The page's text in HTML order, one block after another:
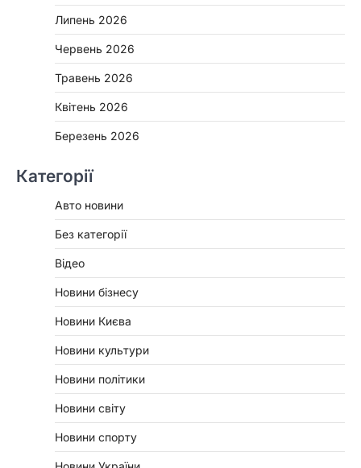
Липень 2026
Червень 2026
Травень 2026
Квітень 2026
Березень 2026
Категорії
Авто новини
Без категорії
Відео
Новини бізнесу
Новини Києва
Новини культури
Новини політики
Новини світу
Новини спорту